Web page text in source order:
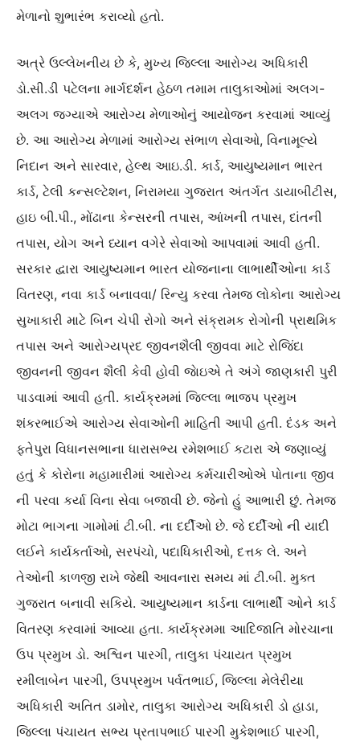
મેળાનો શુભારંભ કરાવ્યો હતો.
અત્રે ઉલ્લેખનીય છે કે, મુખ્ય જિલ્લા આરોગ્ય અધિકારી
ડો.સી.ડી પટેલના માર્ગદર્શન હેઠળ તમામ તાલુકાઓમાં અલગ-
અલગ જગ્યાએ આરોગ્ય મેળાઓનું આયોજન કરવામાં આવ્યું
છે. આ આરોગ્ય મેળામાં આરોગ્ય સંભાળ સેવાઓ, વિનામૂલ્યે
નિદાન અને સારવાર, હેલ્થ આઇ.ડી. કાર્ડ, આયુષ્યમાન ભારત
કાર્ડ, ટેલી કન્સલ્ટેશન, નિરામયા ગુજરાત અંતર્ગત ડાયાબીટીસ,
હાઇ બી.પી., મોંઢાના કેન્સરની તપાસ, આંખની તપાસ, દાંતની
તપાસ, યોગ અને ધ્યાન વગેરે સેવાઓ આપવામાં આવી હતી.
સરકાર દ્વારા આયુષ્યમાન ભારત યોજનાના લાભાર્થીઓના કાર્ડ
વિતરણ, નવા કાર્ડ બનાવવા/ રિન્યુ કરવા તેમજ લોકોના આરોગ્ય
સુખાકારી માટે બિન ચેપી રોગો અને સંક્રામક રોગોની પ્રાથમિક
તપાસ અને આરોગ્યપ્રદ જીવનશૈલી જીવવા માટે રોજિંદા
જીવનની જીવન શૈલી કેવી હોવી જાેઇએ તે અંગે જાણકારી પુરી
પાડવામાં આવી હતી. કાર્યક્રમમાં જિલ્લા ભાજપ પ્રમુખ
શંકરભાઈએ આરોગ્ય સેવાઓની માહિતી આપી હતી. દંડક અને
ફતેપુરા વિધાનસભાના ધારાસભ્ય રમેશભાઈ કટારા એ જણાવ્યું
હતું કે કોરોના મહામારીમાં આરોગ્ય કર્મચારીઓએ પોતાના જીવ
ની પરવા કર્યા વિના સેવા બજાવી છે. જેનો હું આભારી છું. તેમજ
મોટા ભાગના ગામોમાં ટી.બી. ના દર્દીઓ છે. જે દર્દીઓ ની યાદી
લઈને કાર્યકર્તાઓ, સરપંચો, પદાધિકારીઓ, દત્તક લે. અને
તેઓની કાળજી રાખે જેથી આવનારા સમય માં ટી.બી. મુક્ત
ગુજરાત બનાવી સકિયે. આયુષ્યમાન કાર્ડના લાભાર્થી ઓને કાર્ડ
વિતરણ કરવામાં આવ્યા હતા. કાર્યક્રમમા આદિજાતિ મોરચાના
ઉપ પ્રમુખ ડો. અશ્વિન પારગી, તાલુકા પંચાયત પ્રમુખ
રમીલાબેન પારગી, ઉપપ્રમુખ પર્વતભાઈ, જિલ્લા મેલેરીયા
અધિકારી અતિત ડામોર, તાલુકા આરોગ્ય અધિકારી ડો હાડા,
જિલ્લા પંચાયત સભ્ય પ્રતાપભાઈ પારગી મુકેશભાઈ પારગી,